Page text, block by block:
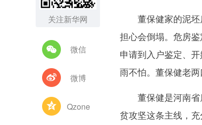
关注新华网
微信
微博
Qzone
董保健家的泥坯
担心会倒塌。危房
申请到入户鉴定、
雨不怕。董保健老
董保健是河南省
贫攻坚这条主线，